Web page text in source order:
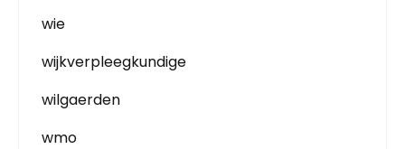
wie
wijkverpleegkundige
wilgaerden
wmo